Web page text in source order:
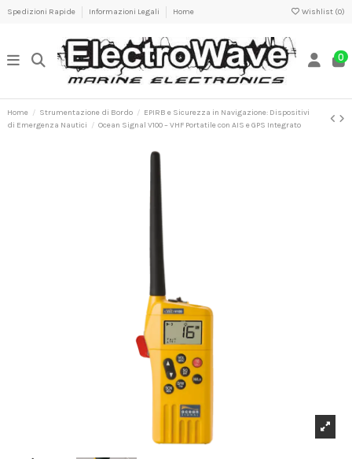
Spedizioni Rapide Informazioni Legali Home Wishlist (0)
0
Home Strumentazione di Bordo
EPIRB e Sicurezza in Navigazione: Dispositivi
di Emergenza Nautici
Ocean Signal V100 – VHF Portatile con AIS e GPS Integrato